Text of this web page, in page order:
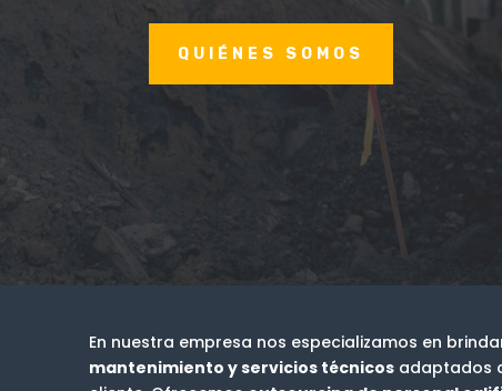
QUIÉNES SOMOS
En nuestra empresa nos especializamos en
mantenimiento y servicios técnicos adaptados